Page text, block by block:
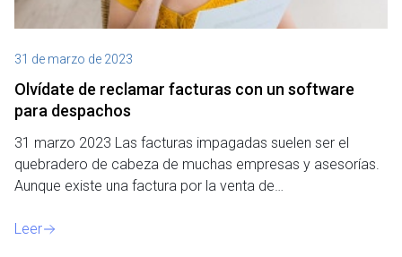
31 de marzo de 2023
Olvídate de reclamar facturas con un software
para despachos
31 marzo 2023 Las facturas impagadas suelen ser el
quebradero de cabeza de muchas empresas y asesorías.
Aunque existe una factura por la venta de…
Leer